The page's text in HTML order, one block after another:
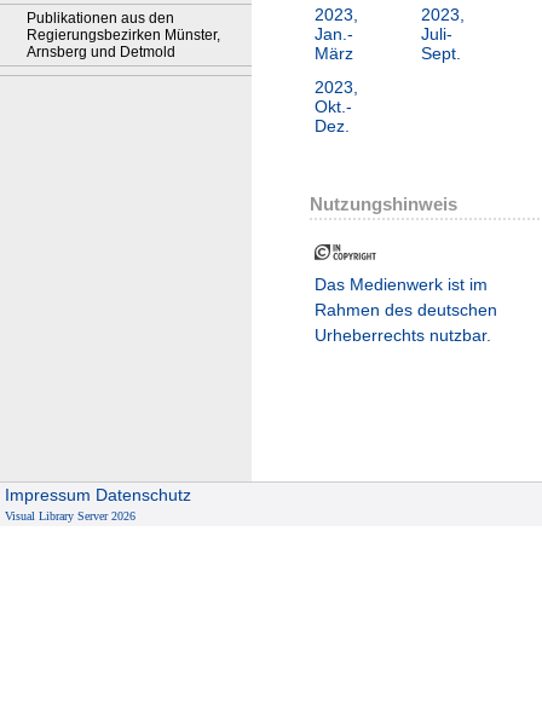
Publikationen aus den
Regierungsbezirken Münster,
Arnsberg und Detmold
2023,
Jan.-
März
2023,
Juli-
Sept.
2023,
Okt.-
Dez.
Nutzungshinweis
Das Medienwerk ist im
Rahmen des deutschen
Urheberrechts nutzbar.
Impressum Datenschutz
Visual Library Server 2026